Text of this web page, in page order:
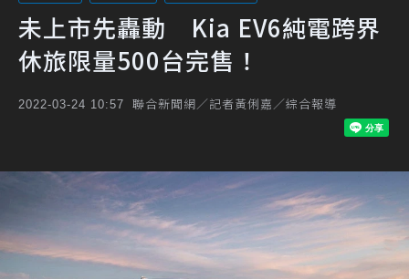
未上市先轟動 Kia EV6純電跨界
休旅限量500台完售！
2022-03-24 10:57 聯合新聞網／記者黃俐嘉／綜合報導